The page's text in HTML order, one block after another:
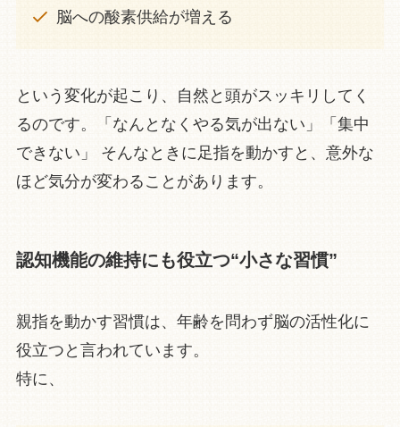
脳への酸素供給が増える
という変化が起こり、自然と頭がスッキリしてく
るのです。「なんとなくやる気が出ない」「集中
できない」 そんなときに足指を動かすと、意外な
ほど気分が変わることがあります。
認知機能の維持にも役立つ“小さな習慣”
親指を動かす習慣は、年齢を問わず脳の活性化に
役立つと言われています。
特に、